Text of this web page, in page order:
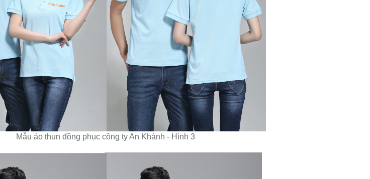
Mẫu áo thun đồng phục công ty An Khánh - Hình 3